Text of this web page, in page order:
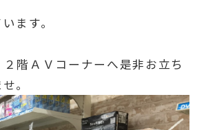
ます。
階ＡＶコーナーへ是非お立ち
。